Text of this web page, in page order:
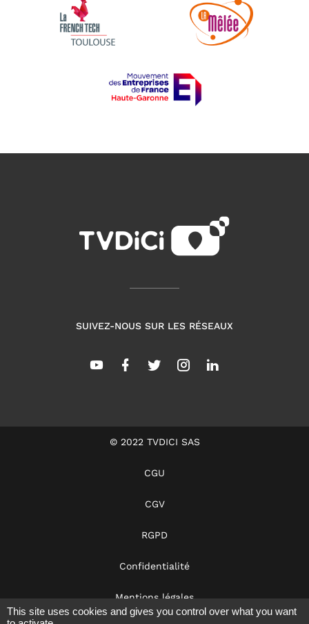
SUIVEZ-NOUS SUR LES RÉSEAUX
© 2022 TVDICI SAS
CGU
CGV
RGPD
Confidentialité
Mentions légales
This site uses cookies and gives you control over what you want